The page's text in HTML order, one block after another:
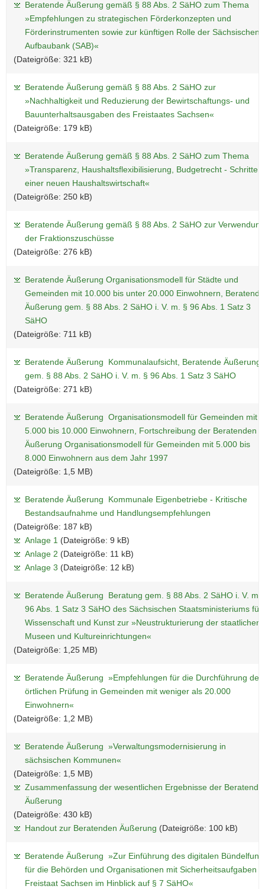
Beratende Äußerung gemäß § 88 Abs. 2 SäHO zum Thema
»Empfehlungen zu strategischen Förderkonzepten und
Förderinstrumenten sowie zur künftigen Rolle der Sächsischen
Aufbaubank (SAB)«
(Dateigröße: 321 kB)
Beratende Äußerung gemäß § 88 Abs. 2 SäHO zur
»Nachhaltigkeit und Reduzierung der Bewirtschaftungs- und
Bauunterhaltsausgaben des Freistaates Sachsen«
(Dateigröße: 179 kB)
Beratende Äußerung gemäß § 88 Abs. 2 SäHO zum Thema
»Transparenz, Haushaltsflexibilisierung, Budgetrecht - Schritte
einer neuen Haushaltswirtschaft«
(Dateigröße: 250 kB)
Beratende Äußerung gemäß § 88 Abs. 2 SäHO zur Verwendung
der Fraktionszuschüsse
(Dateigröße: 276 kB)
Beratende Äußerung Organisationsmodell für Städte und
Gemeinden mit 10.000 bis unter 20.000 Einwohnern, Beratende
Äußerung gem. § 88 Abs. 2 SäHO i. V. m. § 96 Abs. 1 Satz 3
SäHO
(Dateigröße: 711 kB)
Beratende Äußerung Kommunalaufsicht, Beratende Äußerung
gem. § 88 Abs. 2 SäHO i. V. m. § 96 Abs. 1 Satz 3 SäHO
(Dateigröße: 271 kB)
Beratende Äußerung Organisationsmodell für Gemeinden mit
5.000 bis 10.000 Einwohnern, Fortschreibung der Beratenden
Äußerung Organisationsmodell für Gemeinden mit 5.000 bis
8.000 Einwohnern aus dem Jahr 1997
(Dateigröße: 1,5 MB)
Beratende Äußerung Kommunale Eigenbetriebe - Kritische
Bestandsaufnahme und Handlungsempfehlungen
(Dateigröße: 187 kB)
Anlage 1 (Dateigröße: 9 kB)
Anlage 2 (Dateigröße: 11 kB)
Anlage 3 (Dateigröße: 12 kB)
Beratende Äußerung Beratung gem. § 88 Abs. 2 SäHO i. V. m.
96 Abs. 1 Satz 3 SäHO des Sächsischen Staatsministeriums für
Wissenschaft und Kunst zur »Neustrukturierung der staatlichen
Museen und Kultureinrichtungen«
(Dateigröße: 1,25 MB)
Beratende Äußerung »Empfehlungen für die Durchführung der
örtlichen Prüfung in Gemeinden mit weniger als 20.000
Einwohnern«
(Dateigröße: 1,2 MB)
Beratende Äußerung »Verwaltungsmodernisierung in
sächsischen Kommunen«
(Dateigröße: 1,5 MB)
Zusammenfassung der wesentlichen Ergebnisse der
Äußerung
(Dateigröße: 430 kB)
Handout zur Beratenden Äußerung (Dateigröße: 100 kB)
Beratende Äußerung »Zur Einführung des digitalen
für die Behörden und Organisationen mit Sicherheitsaufgaben
Freistaat Sachsen im Hinblick auf § 7 SäHO«